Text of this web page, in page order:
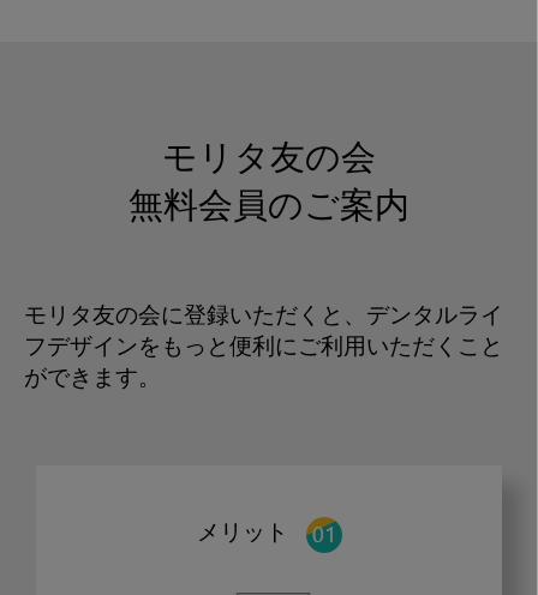
モリタ友の会
無料会員のご案内
モリタ友の会に登録いただくと、デンタルライ
フデザインをもっと便利にご利用いただくこと
ができます。
メリット